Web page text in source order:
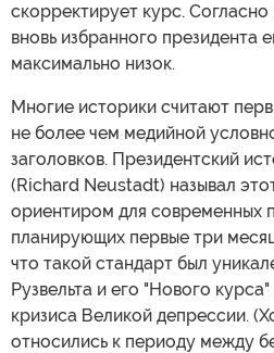
скорректирует курс.
вновь избранного президента
максимально низок.
Многие историки считают
не более чем медийной
заголовков. Президентский
(Richard Neustadt) называл
ориентиром для современных
планирующих первые три
что такой стандарт был
Рузвельта и его "Нового
кризиса Великой депрессии.
относились к периоду между